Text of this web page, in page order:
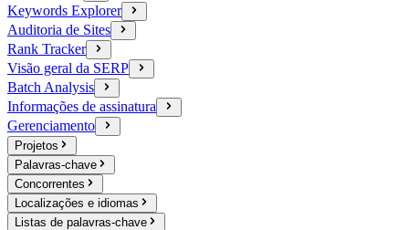
Keywords Explorer
Auditoria de Sites
Rank Tracker
Visão geral da SERP
Batch Analysis
Informações de assinatura
Gerenciamento
Projetos
Palavras-chave
Concorrentes
Localizações e idiomas
Listas de palavras-chave